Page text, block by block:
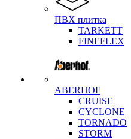
ПВХ плитка
TARKETT
FINEFLEX
ABERHOF
CRUISE
CYCLONE
TORNADO
STORM